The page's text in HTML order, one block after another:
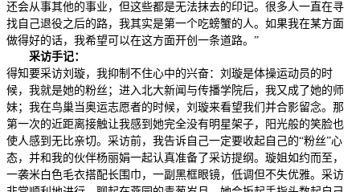
还会从事其他的事业，但这些都是无法抹去的印记。很多人一直在寻
找自己退役之后的路，我其实是第一个吃螃蟹的人。如果我在某方面
做得好的话，我希望可以在这方面开创一条道路。”
采访手记：
得知要采访刘璇，我抑制不住心中的兴奋：刘璇是体操运动员的时
候，我就是她的粉丝；进入北大新闻与传播学院后，我又成了她的师
妹；我在鸟巢当奥运志愿者的时候，刘璇来看望我们并合影留念。那
第一次的近距离接触让我感到她完全没有明星架子，阳光般的笑脸也
使人感到无比亲切。采访前，我告诉自己一定要收起自己的“粉丝”心
态，并和我的伙伴杨丽娟一起认真准备了采访提纲。璇姐如约而至，
一袭米白色毛衣搭配长围巾，一副黑框眼镜，低调但不失优雅。采访